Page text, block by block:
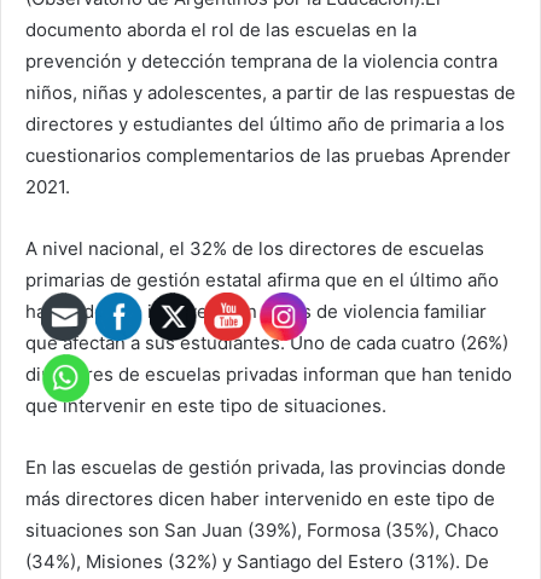
documento aborda el rol de las escuelas en la
prevención y detección temprana de la violencia contra
niños, niñas y adolescentes, a partir de las respuestas de
directores y estudiantes del último año de primaria a los
cuestionarios complementarios de las pruebas Aprender
2021.
A nivel nacional, el 32% de los directores de escuelas
primarias de gestión estatal afirma que en el último año
ha tenido que intervenir en casos de violencia familiar
que afectan a sus estudiantes. Uno de cada cuatro (26%)
directores de escuelas privadas informan que han tenido
que intervenir en este tipo de situaciones.
En las escuelas de gestión privada, las provincias donde
más directores dicen haber intervenido en este tipo de
situaciones son San Juan (39%), Formosa (35%), Chaco
(34%), Misiones (32%) y Santiago del Estero (31%). De